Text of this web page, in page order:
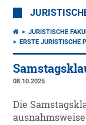
JURISTISCHE
ERSTE JURISTISCHE
08.10.2025
Die